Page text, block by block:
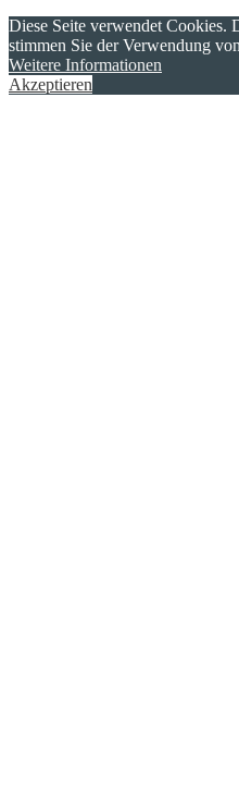
Diese Seite verwendet Cookies.
stimmen Sie der Verwendung
Weitere Informationen
Akzeptieren